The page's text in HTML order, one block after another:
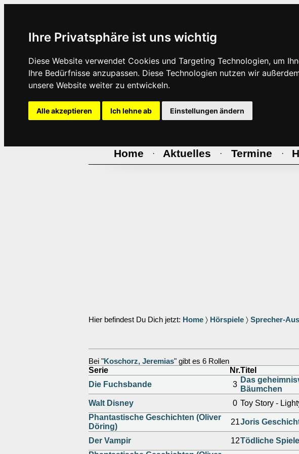
Ihre Privatsphäre ist uns wichtig
Diese Website verwendet Cookies und Targeting Technologien, um
Ihre Bedürfnisse anzupassen. Diese Technologien nutzen wir
unsere Website weiter zu entwickeln.
Alle akzeptieren Ich lehne ab Einstellungen ändern
Home · Aktuelles · Termine ·
Hier befindest Du Dich jetzt: Home 〉 Hörspiele 〉 Sprecher-
Bei "Koschorz, Jeremias" gibt es 6 Rollen
Serie Nr.Titel
Die Fuchsbande
3
Das
Bäumchen
Walt Disney 0 Toy Story -
Phantastische Geschichten (Oliver
Döring)
21Joris
Der Vampir 12Tödliche Spiele